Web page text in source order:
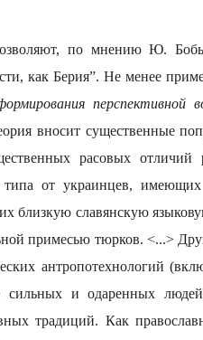
по мнению Ю.
как Берия”. Не менее
перспективной
вносит существенные
расовых
типа от украинцев,
близкую славянскую
примесью тюрков. <...>
антропотехнологий
сильных и одаренных
традиций. Как